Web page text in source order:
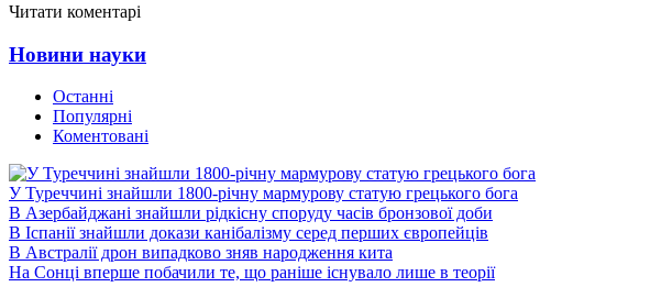
Читати коментарі
Новини науки
Останні
Популярні
Коментовані
У Туреччині знайшли 1800-річну мармурову статую грецького бога
В Азербайджані знайшли рідкісну споруду часів бронзової доби
В Іспанії знайшли докази канібалізму серед перших європейців
В Австралії дрон випадково зняв народження кита
На Сонці вперше побачили те, що раніше існувало лише в теорії